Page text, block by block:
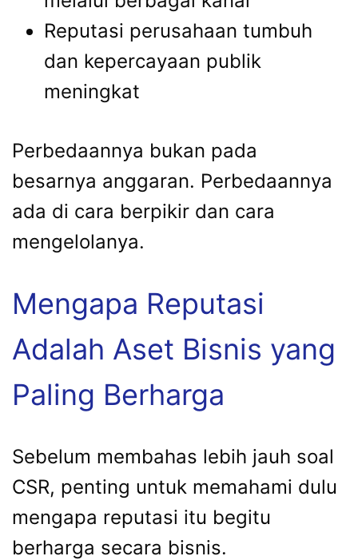
Reputasi perusahaan tumbuh
dan kepercayaan publik
meningkat
Perbedaannya bukan pada
besarnya anggaran. Perbedaannya
ada di cara berpikir dan cara
mengelolanya.
Mengapa Reputasi
Adalah Aset Bisnis yang
Paling Berharga
Sebelum membahas lebih jauh soal
CSR, penting untuk memahami dulu
mengapa reputasi itu begitu
berharga secara bisnis.